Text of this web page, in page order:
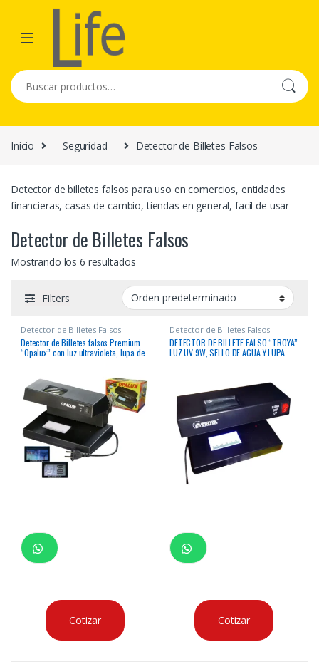
Skip to navigation
Skip to content
Buscar por:
Inicio Seguridad Detector de Billetes Falsos
Detector de billetes falsos para uso en comercios, entidades
financieras, casas de cambio, tiendas en general, facil de usar
Detector de Billetes Falsos
Mostrando los 6 resultados
Filters
Detector de Billetes Falsos
Detector de Billetes falsos Premium
“Opalux” con luz ultravioleta, lupa de
Cotizar
Detector de Billetes Falsos
DETECTOR DE BILLETE FALSO “TROYA”
LUZ UV 9W, SELLO DE AGUA Y LUPA
Cotizar